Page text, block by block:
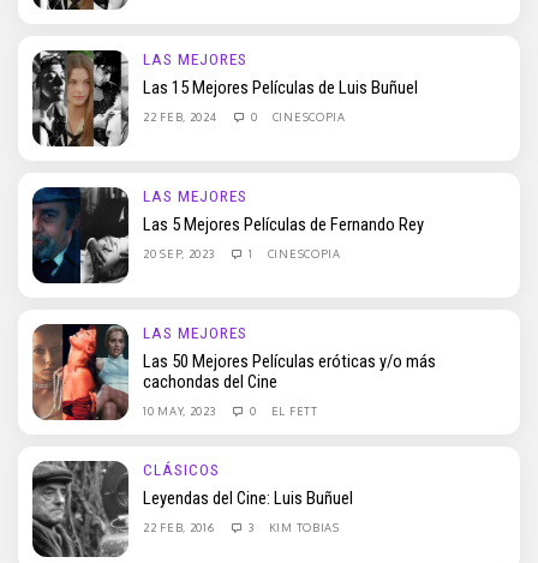
LAS MEJORES
Las 15 Mejores Películas de Luis Buñuel
22 FEB, 2024 0 CINESCOPIA
LAS MEJORES
Las 5 Mejores Películas de Fernando Rey
20 SEP, 2023 1 CINESCOPIA
LAS MEJORES
Las 50 Mejores Películas eróticas y/o más
cachondas del Cine
10 MAY, 2023 0 EL FETT
CLÁSICOS
Leyendas del Cine: Luis Buñuel
22 FEB, 2016 3 KIM TOBIAS